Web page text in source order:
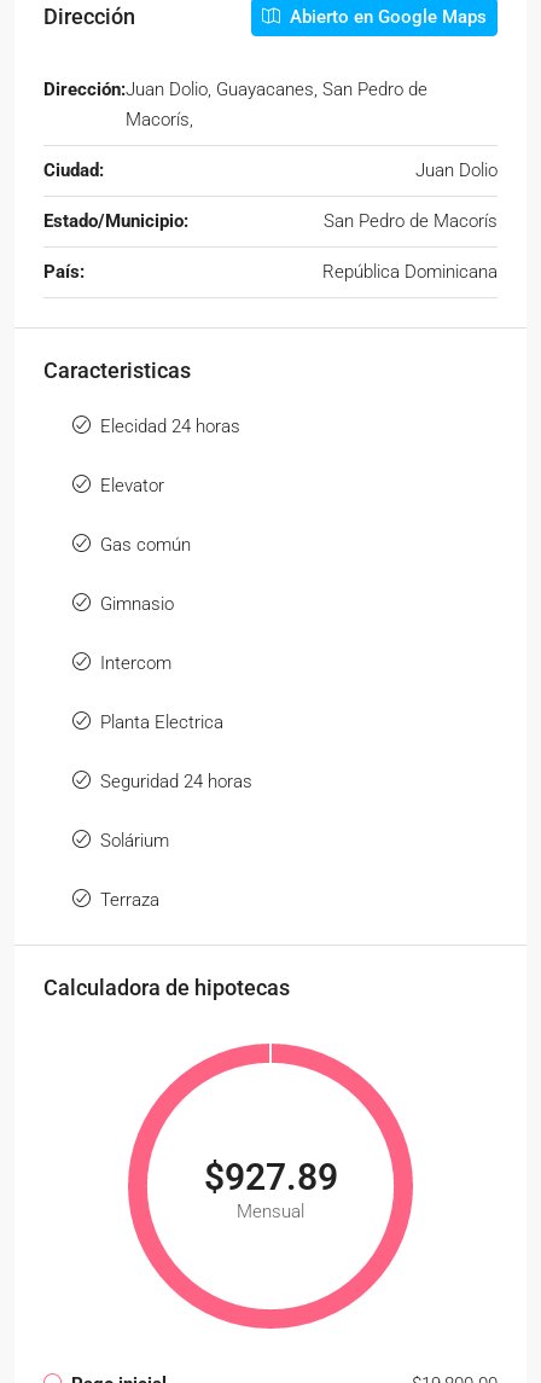
Dirección Abierto en Google Maps
Dirección:Juan Dolio, Guayacanes, San Pedro de
Macorís,
Ciudad: Juan Dolio
Estado/Municipio: San Pedro de Macorís
País: República Dominicana
Caracteristicas
Elecidad 24 horas
Elevator
Gas común
Gimnasio
Intercom
Planta Electrica
Seguridad 24 horas
Solárium
Terraza
Calculadora de hipotecas
$927.89
Mensual